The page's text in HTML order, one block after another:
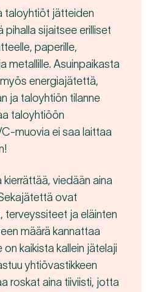
taloyhtiöt jätteiden
pihalla sijaitsee erilliset
paperille,
metallille. Asuinpaikasta
energiajätettä,
ja taloyhtiön tilanne
taloyhtiöön
muovia ei saa laittaa
viedään aina
ovat
terveyssiteet ja eläinten
määrä kannattaa
on kaikista kallein jätelaji
yhtiövastikkeen
roskat aina tiiviisti, jotta